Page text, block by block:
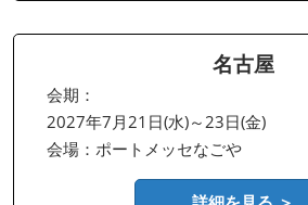
名古屋
会期：
2027年7月21日(水)～23日(金)
会場：ポートメッセなごや